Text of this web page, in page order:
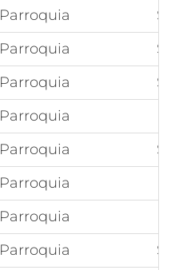
Parroquia
Parroquia
Parroquia
Parroquia
Parroquia
Parroquia
Parroquia
Parroquia